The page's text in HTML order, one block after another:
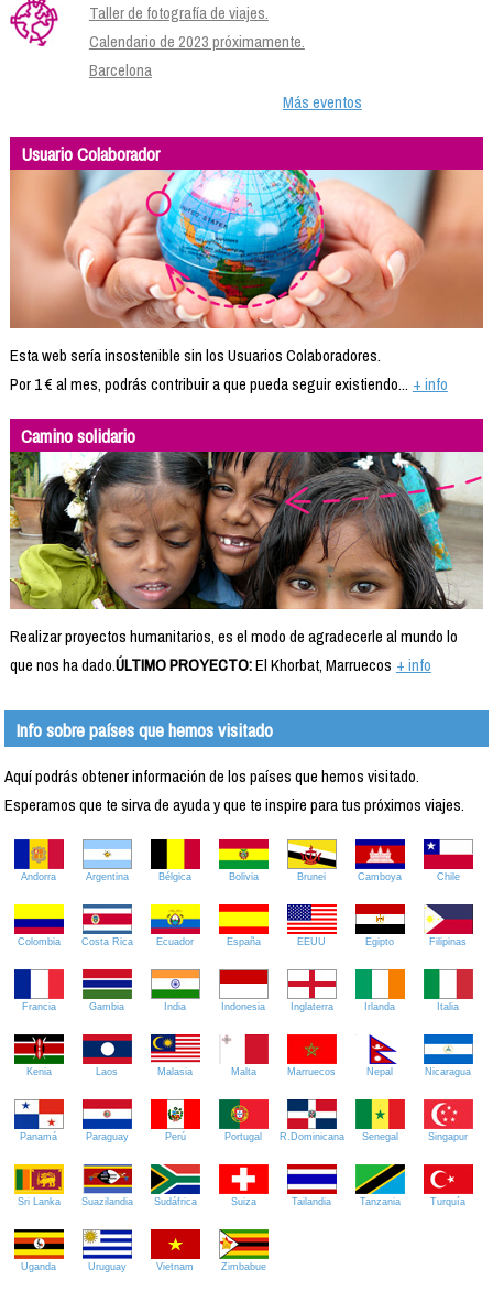
Taller de fotografía de viajes.
Calendario de 2023 próximamente.
Barcelona
Más eventos
Usuario Colaborador
Esta web sería insostenible sin los Usuarios Colaboradores.
Por 1 € al mes, podrás contribuir a que pueda seguir existiendo... + info
Camino solidario
Realizar proyectos humanitarios, es el modo de agradecerle al mundo lo
que nos ha dado.ÚLTIMO PROYECTO:El Khorbat, Marruecos + info
Info sobre países que hemos visitado
Aquí podrás obtener información de los países que hemos visitado.
Esperamos que te sirva de ayuda y que te inspire para tus próximos viajes.
Andorra Argentina Bélgica Bolivia Brunei Camboya Chile
Colombia Costa Rica Ecuador España EEUU Egipto Filipinas
Francia Gambia India Indonesia Inglaterra Irlanda Italia
Kenia Laos Malasia Malta Marruecos Nepal Nicaragua
Panamá Paraguay Perú Portugal R.Dominicana Senegal Singapur
Sri Lanka Suazilandia Sudáfrica Suiza Tailandia Tanzania Turquía
Uganda Uruguay Vietnam Zimbabue